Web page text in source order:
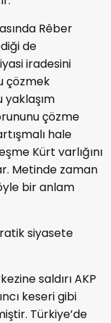
Rêber
de
iradesini
çözmek
çözme
hale
Kürt varlığını
Metinde zaman
bir anlam
siyasete
saldırı AKP
keseri gibi
Türkiye’de